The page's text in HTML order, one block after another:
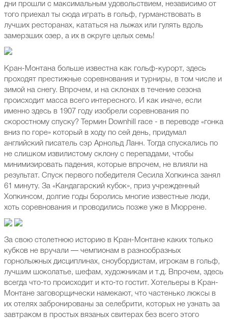
дни прошли с максимальным удовольствием, независимо от
того приехал ты сюда играть в гольф, гурманствовать в
лучших ресторанах, кататься на лыжах или гулять вдоль
замерзших озер, а их в округе целых семь!
Кран-Монтана больше известна как гольф-курорт, здесь
проходят престижные соревнования и турниры, в том числе и
зимой на снегу. Впрочем, и на склонах в течение сезона
происходит масса всего интересного. И как иначе, если
именно здесь в 1907 году изобрели соревнования по
скоростному спуску? Термин Downhill race - в переводе «гонка
вниз по горе» который в ходу по сей день, придумал
английский писатель сэр Арнольд Ланн. Тогда спускались по
не слишком извилистому склону с перепадами, чтобы
минимизировать падения, которые впрочем, не влияли на
результат. Спуск первого победителя Сесила Хопкинса занял
61 минуту. За «Кандагарский кубок», приз учрежденный
Хопкинсом, долгие годы боролись многие известные люди,
хоть соревнования и проводились позже уже в Мюррене.
За свою столетнюю историю в Кран-Монтане каких только
кубков не вручали — чемпионам в разнообразных
горнолыжных дисциплинах, сноубордистам, игрокам в гольф,
лучшим шоколатье, шефам, художникам и т.д. Впрочем, здесь
всегда что-то происходит и кто-то гостит. Хотельеры в Кран-
Монтане заговорщически намекают, что частенько люксы в
их отелях забронированы за селебрити, которых не узнать за
завтраком в простых вязаных свитерах без всего этого